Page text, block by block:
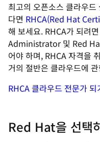
최고의 오픈소스 클라우
다면 RHCA(Red Hat
해 보세요. RHCA가 되려
Administrator 및 Red
어야 하며, RHCA 자격을
거의 절반은 클라우드에
RHCA 클라우드 전문가 되
Red Hat을 선택